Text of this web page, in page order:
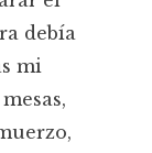
debía
mi